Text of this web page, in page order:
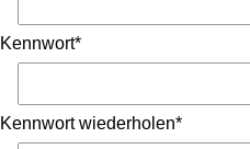
Kennwort*
Kennwort wiederholen*